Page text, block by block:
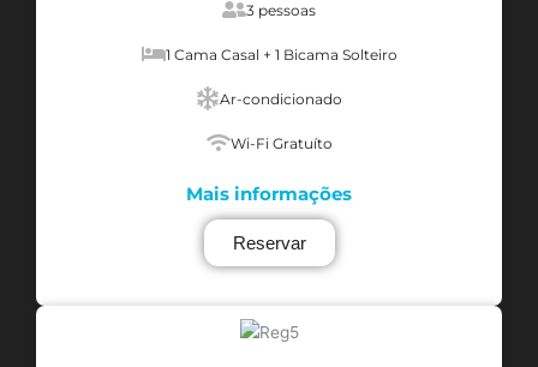
3 pessoas
1 Cama Casal + 1 Bicama Solteiro
Ar-condicionado
Wi-Fi Gratuíto
Mais informações
Reservar